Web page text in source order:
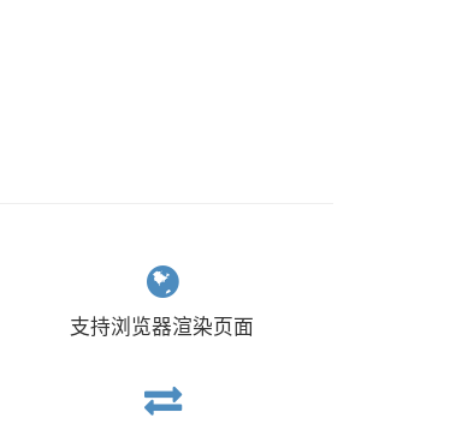
支持浏览器渲染页面